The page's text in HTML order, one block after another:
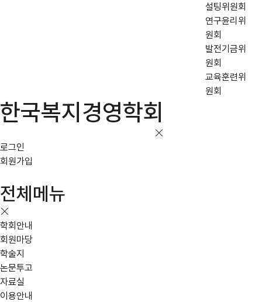
설팅위원회
연구윤리위
원회
발전기금위
원회
교육훈련위
원회
한국복지경영학회
로그인
회원가입
전체메뉴
학회안내
회원마당
학술지
논문투고
자료실
이용안내